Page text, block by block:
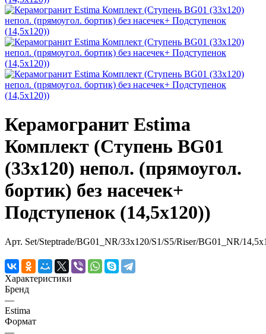
Керамогранит Estima
Комплект (Ступень BG01
(33x120) непол. (прямоугол.
бортик) без насечек+
Подступенок (14,5x120))
Арт. Set/Steptrade/BG01_NR/33x120/S1/S5/Riser/BG01_NR/
Характеристики
Бренд
—
Estima
Формат
—